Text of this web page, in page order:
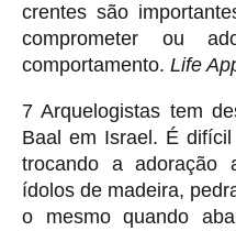
crentes são
comprometer ou
comportamento. Life
7 Arquelogistas tem
Baal em Israel. É
trocando a adoração
ídolos de madeira,
o mesmo quando